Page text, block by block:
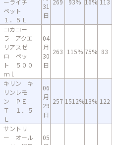
ーライチ
ペット
１．５Ｌ
31
日
269 93% 16% 113
コカコー
ラ アクエ
リアスゼ
ロ ペッ
ト ５００
ｍｌ
04
月
30
日
263 115% 75% 83
キリン キ
リンレモ
ン ＰＥ
Ｔ １．５
Ｌ
06
月
29
日
257 1512%13% 122
サントリ
ー オール
05